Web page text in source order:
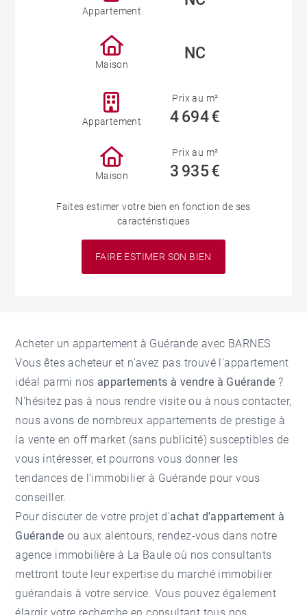
Appartement
Maison
NC
Appartement
Prix au m²
4 694 €
Maison
Prix au m²
3 935 €
Faites estimer votre bien en fonction de ses
caractéristiques
FAIRE ESTIMER SON BIEN
Acheter un appartement à Guérande avec BARNES
Vous êtes acheteur et n'avez pas trouvé l'appartement
idéal parmi nos appartements à vendre à Guérande ?
N'hésitez pas à nous rendre visite ou à nous contacter,
nous avons de nombreux appartements de prestige à
la vente en off market (sans publicité) susceptibles de
vous intéresser, et pourrons vous donner les
tendances de l'immobilier à Guérande pour vous
conseiller.
Pour discuter de votre projet d'achat d'appartement à
Guérande ou aux alentours, rendez-vous dans notre
agence immobilière à La Baule où nos consultants
mettront toute leur expertise du marché immobilier
guérandais à votre service. Vous pouvez également